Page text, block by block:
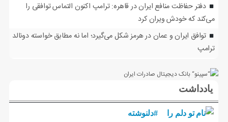
دفتر حفاظت منافع ایران در قاهره: ترامپ اکنون التماس توافقی را
می‌کند که خودش ویران کرد
توافق ایران و عمان در هرمز شکل می‌گیرد؛ اما نه مطابق خواسته دونالد
ترامپ
یادداشت
#دلنوشته